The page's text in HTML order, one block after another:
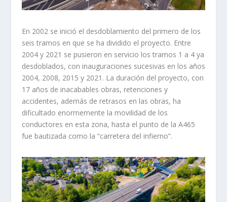
En 2002 se inició el desdoblamiento del primero de los
seis tramos en que se ha dividido el proyecto. Entre
2004 y 2021 se pusieron en servicio los tramos 1 a 4 ya
desdoblados, con inauguraciones sucesivas en los años
2004, 2008, 2015 y 2021. La duración del proyecto, con
17 años de inacabables obras, retenciones y
accidentes, además de retrasos en las obras, ha
dificultado enormemente la movilidad de los
conductores en esta zona, hasta el punto de la A465
fue bautizada como la “carretera del infierno”.